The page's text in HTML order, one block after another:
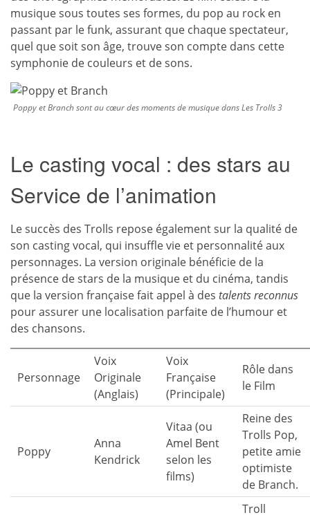
musique sous toutes ses formes, du pop au rock en
passant par le funk, assurant que chaque spectateur,
quel que soit son âge, trouve son compte dans cette
symphonie de couleurs et de sons.
Poppy et Branch sont au cœur des moments de musique dans Les Trolls 3
Le casting vocal : des stars au
Service de l’animation
Le succès des Trolls repose également sur la qualité de
son casting vocal, qui insuffle vie et personnalité aux
personnages. La version originale bénéficie de la
présence de stars de la musique et du cinéma, tandis
que la version française fait appel à des talents reconnus
pour assurer une localisation parfaite de l’humour et
des chansons.
Personnage
Voix
Originale
(Anglais)
Voix
Française
(Principale)
Rôle dans
le Film
Poppy
Anna
Kendrick
Vitaa (ou
Amel Bent
selon les
films)
Reine des
Trolls Pop,
petite amie
optimiste
de Branch.
Troll